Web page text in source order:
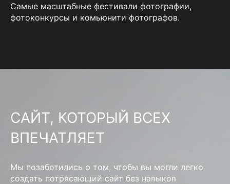
Самые масштабные фестивали фотографии,
фотоконкурсы и комьюнити фотографов.
САЙТ, КОТОРЫЙ ВСЕХ
ВПЕЧАТЛЯЕТ
Мы позаботились о том, чтобы вы могли легко
создать потрясающий сайт без навыков